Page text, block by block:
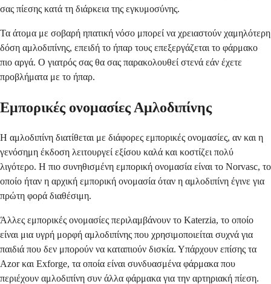
σας πίεσης κατά τη διάρκεια της εγκυμοσύνης.
Τα άτομα με σοβαρή ηπατική νόσο μπορεί να χρειαστούν χαμηλότερη
δόση αμλοδιπίνης, επειδή το ήπαρ τους επεξεργάζεται το φάρμακο
πιο αργά. Ο γιατρός σας θα σας παρακολουθεί στενά εάν έχετε
προβλήματα με το ήπαρ.
Εμπορικές ονομασίες Αμλοδιπίνης
Η αμλοδιπίνη διατίθεται με διάφορες εμπορικές ονομασίες, αν και η
γενόσημη έκδοση λειτουργεί εξίσου καλά και κοστίζει πολύ
λιγότερο. Η πιο συνηθισμένη εμπορική ονομασία είναι το Norvasc, το
οποίο ήταν η αρχική εμπορική ονομασία όταν η αμλοδιπίνη έγινε για
πρώτη φορά διαθέσιμη.
Άλλες εμπορικές ονομασίες περιλαμβάνουν το Katerzia, το οποίο
είναι μια υγρή μορφή αμλοδιπίνης που χρησιμοποιείται συχνά για
παιδιά που δεν μπορούν να καταπιούν δισκία. Υπάρχουν επίσης τα
Azor και Exforge, τα οποία είναι συνδυασμένα φάρμακα που
περιέχουν αμλοδιπίνη συν άλλα φάρμακα για την αρτηριακή πίεση.